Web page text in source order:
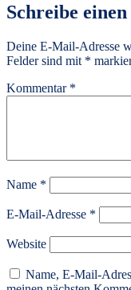
Schreibe
Deine E-Mail-Adresse
Felder sind mit *
Kommentar *
Name *
E-Mail-Adresse *
Website
Name, E-Mail-